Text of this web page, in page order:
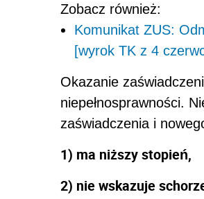
Zobacz również:
Komunikat ZUS:
[wyrok TK z 4
Okazanie
niepełnosprawności.
zaświadczenia i
1) ma niższy stopień,
2) nie wskazuje